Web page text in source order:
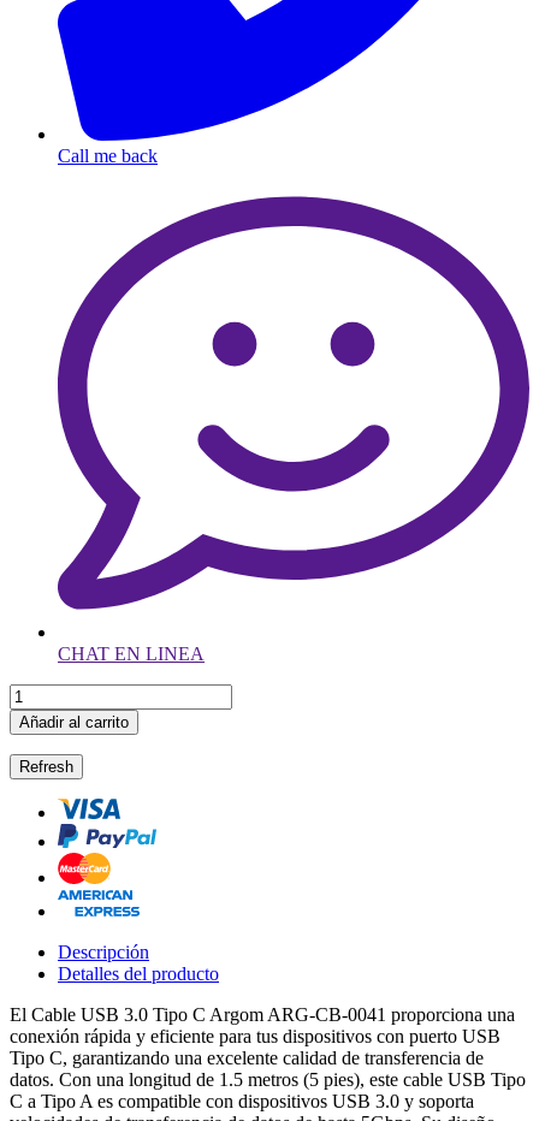
Call me back
CHAT EN LINEA
Añadir al carrito
Descripción
Detalles del producto
El Cable USB 3.0 Tipo C Argom ARG-CB-0041 proporciona una
conexión rápida y eficiente para tus dispositivos con puerto USB
Tipo C, garantizando una excelente calidad de transferencia de
datos. Con una longitud de 1.5 metros (5 pies), este cable USB Tipo
C a Tipo A es compatible con dispositivos USB 3.0 y soporta